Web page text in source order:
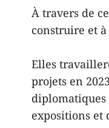
À travers de
construire et
Elles
projets en
diplomatiques
expositions et